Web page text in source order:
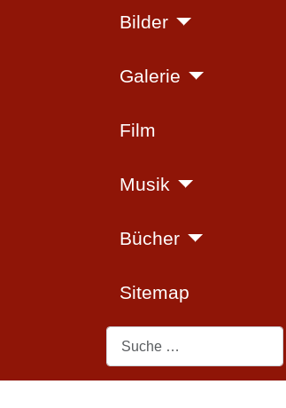
Bilder
Galerie
Film
Musik
Bücher
Sitemap
Suchen